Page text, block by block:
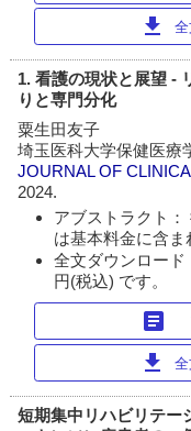
download
1. 看護の現状と展望 -
りと専門分化
粟生田友子
埼玉医科大学保健医療
JOURNAL OF
2024.
アブストラクト：
は基本料金に含ま
全文ダウンロード
円(税込) です。
article
download
短期集中リハビリテー